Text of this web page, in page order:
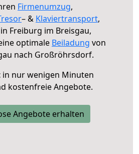
Firmenumzug,
– & Klaviertransport,
in Freiburg im Breisgau,
optimale Beiladung von
nach Großröhrsdorf.
in nur wenigen Minuten
kostenfreie Angebote.
Angebote erhalten